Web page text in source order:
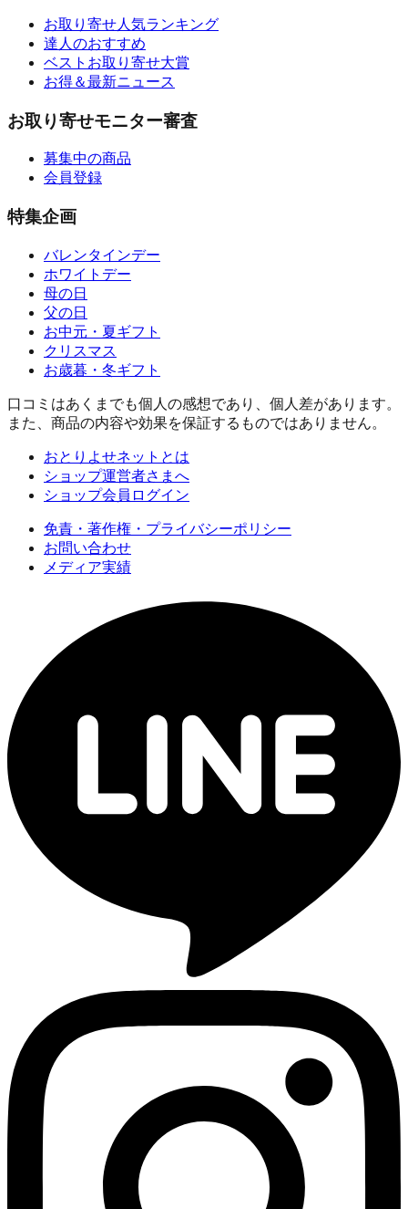
お取り寄せ人気ランキング
達人のおすすめ
ベストお取り寄せ大賞
お得＆最新ニュース
お取り寄せモニター審査
募集中の商品
会員登録
特集企画
バレンタインデー
ホワイトデー
母の日
父の日
お中元・夏ギフト
クリスマス
お歳暮・冬ギフト
口コミはあくまでも個人の感想であり、個人差があります。
また、商品の内容や効果を保証するものではありません。
おとりよせネットとは
ショップ運営者さまへ
ショップ会員ログイン
免責・著作権・プライバシーポリシー
お問い合わせ
メディア実績